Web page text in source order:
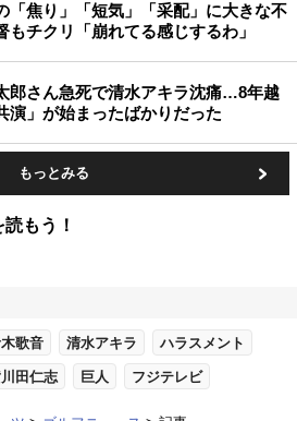
「焦り」「短気」「采配」に大きな不
チクリ「崩れてる感じするわ」
郎さん急死で清水アキラ沈痛…8年越
演」が始まったばかりだった
もっとみる
もう！
歌音 清水アキラ ハラスメント
田仁志 巨人 フジテレビ